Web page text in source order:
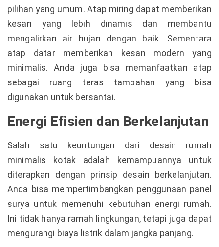
pilihan yang umum. Atap miring dapat memberikan
kesan yang lebih dinamis dan membantu
mengalirkan air hujan dengan baik. Sementara
atap datar memberikan kesan modern yang
minimalis. Anda juga bisa memanfaatkan atap
sebagai ruang teras tambahan yang bisa
digunakan untuk bersantai.
Energi Efisien dan Berkelanjutan
Salah satu keuntungan dari desain rumah
minimalis kotak adalah kemampuannya untuk
diterapkan dengan prinsip desain berkelanjutan.
Anda bisa mempertimbangkan penggunaan panel
surya untuk memenuhi kebutuhan energi rumah.
Ini tidak hanya ramah lingkungan, tetapi juga dapat
mengurangi biaya listrik dalam jangka panjang.